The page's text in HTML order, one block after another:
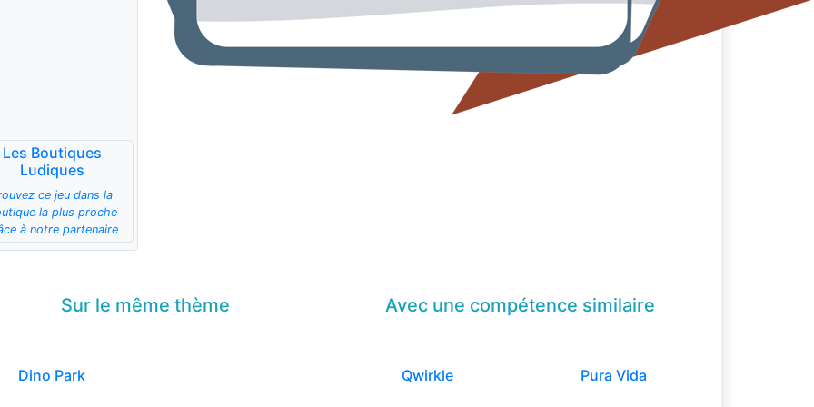
Les Boutiques
Ludiques
ce jeu dans la
la plus proche
à notre partenaire
Sur le même thème
Dino Park
Avec une compétence similaire
Qwirkle Pura Vida